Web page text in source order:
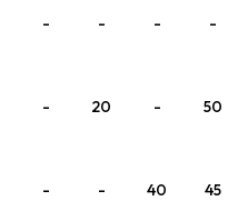
- - - -
- 20 - 50
- - 40 45